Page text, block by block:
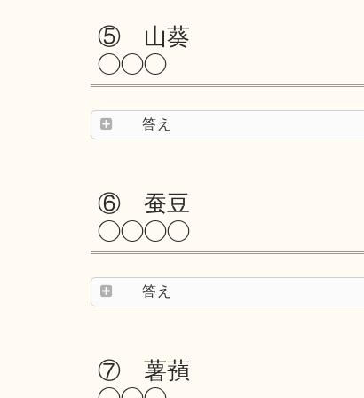
⑤ 山葵
◯◯◯
答え
⑥ 蚕豆
◯◯◯◯
答え
⑦ 薯蕷